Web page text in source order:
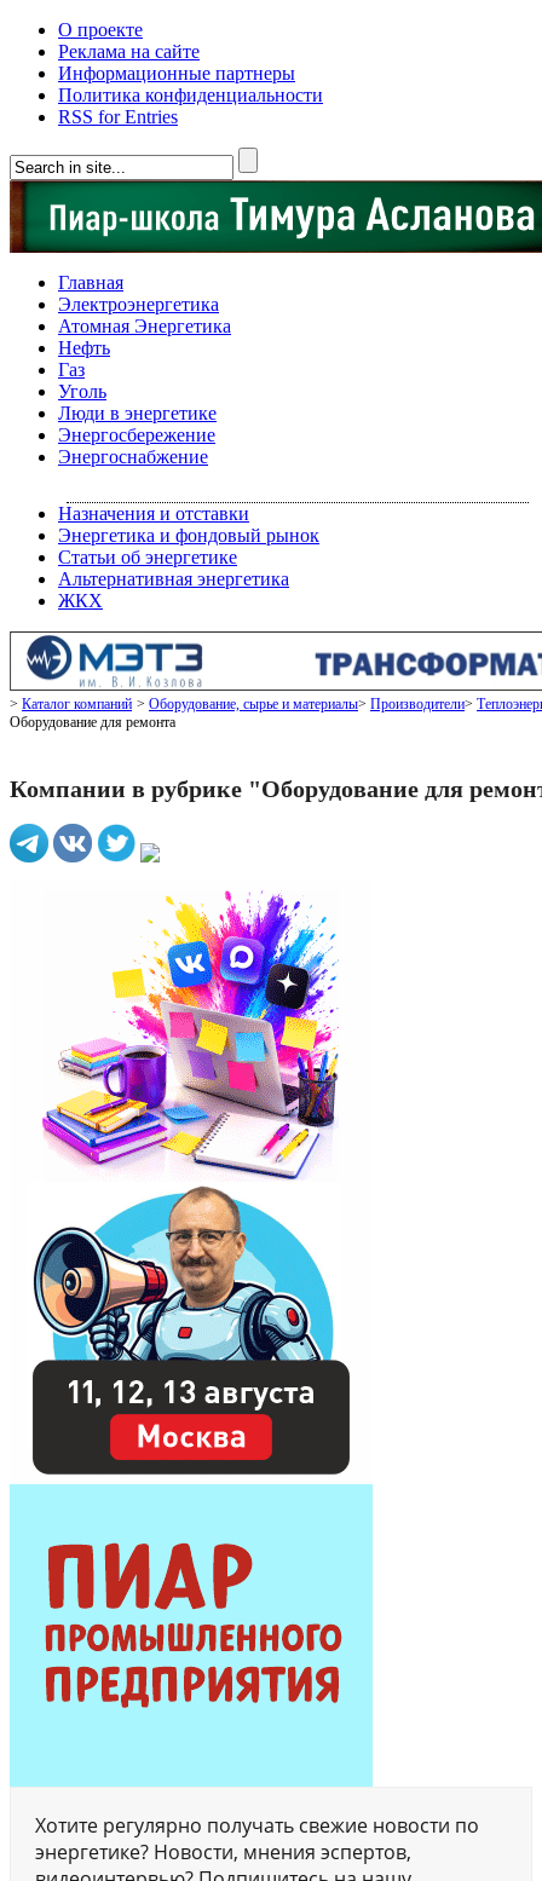
О проекте
Реклама на сайте
Информационные партнеры
Политика конфиденциальности
RSS for Entries
Главная
Электроэнергетика
Атомная Энергетика
Нефть
Газ
Уголь
Люди в энергетике
Энергосбережение
Энергоснабжение
Назначения и отставки
Энергетика и фондовый рынок
Статьи об энергетике
Альтернативная энергетика
ЖКХ
Каталог компаний Оборудование, сырье и материалы Производители
Оборудование для ремонта
Компании в рубрике "Оборудование для
Хотите регулярно получать свежие новости по
энергетике? Новости, мнения эспертов,